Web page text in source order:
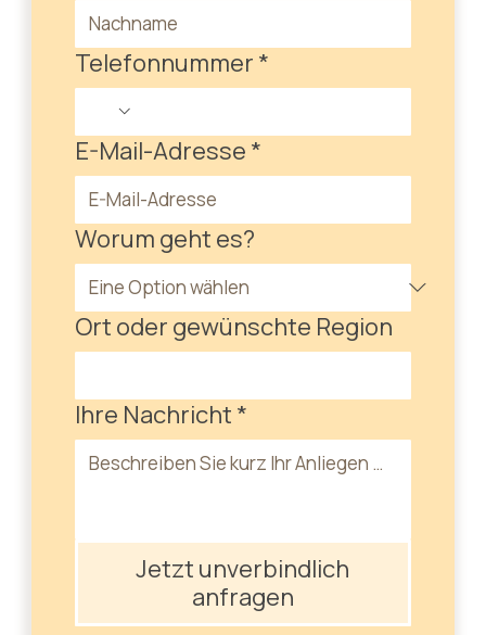
Telefonnummer *
E-Mail-Adresse *
Worum geht es?
Ort oder gewünschte Region
Ihre Nachricht *
Jetzt unverbindlich
anfragen